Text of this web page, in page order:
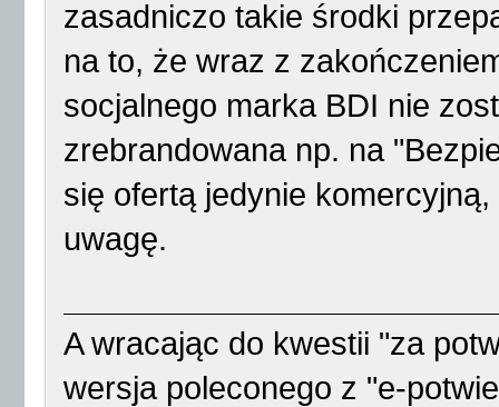
zasadniczo takie środki
na to, że wraz z
socjalnego marka BDI nie
zrebrandowana np. na
się ofertą jedynie
uwagę.
A wracając do kwestii "za
wersja poleconego z "e-